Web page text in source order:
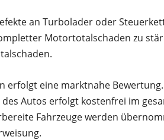
an Turbolader oder
Motortotalschaden zu
eine marktnahe
Autos erfolgt kostenfrei im
Fahrzeuge werden